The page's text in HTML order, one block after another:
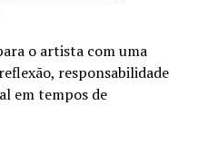
o artista com uma
responsabilidade
em tempos de